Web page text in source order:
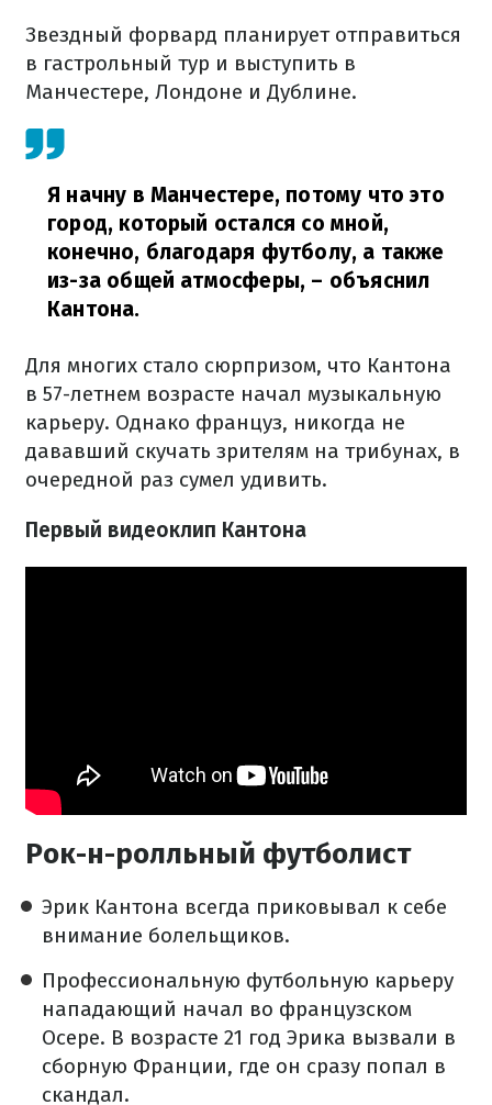
Звездный форвард планирует отправиться
в гастрольный тур и выступить в
Манчестере, Лондоне и Дублине.
Я начну в Манчестере, потому что это
город, который остался со мной,
конечно, благодаря футболу, а также
из-за общей атмосферы, – объяснил
Кантона.
Для многих стало сюрпризом, что Кантона
в 57-летнем возрасте начал музыкальную
карьеру. Однако француз, никогда не
дававший скучать зрителям на трибунах, в
очередной раз сумел удивить.
Первый видеоклип Кантона
Рок-н-ролльный футболист
Эрик Кантона всегда приковывал к себе
внимание болельщиков.
Профессиональную футбольную карьеру
нападающий начал во французском
Осере. В возрасте 21 год Эрика вызвали в
сборную Франции, где он сразу попал в
скандал.